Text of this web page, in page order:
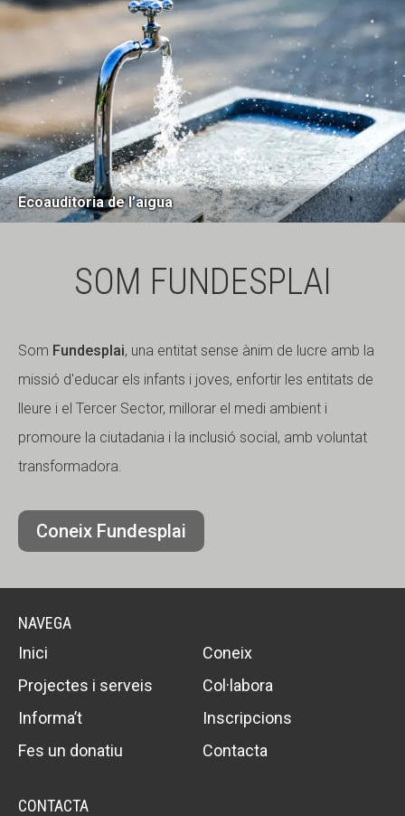
Ecoauditoria de l’aigua
SOM FUNDESPLAI
Som Fundesplai, una entitat sense ànim de lucre amb la
missió d'educar els infants i joves, enfortir les entitats de
lleure i el Tercer Sector, millorar el medi ambient i
promoure la ciutadania i la inclusió social, amb voluntat
transformadora.
Coneix Fundesplai
NAVEGA
Inici
Coneix
Projectes i serveis
Col·labora
Informa’t
Inscripcions
Fes un donatiu
Contacta
CONTACTA